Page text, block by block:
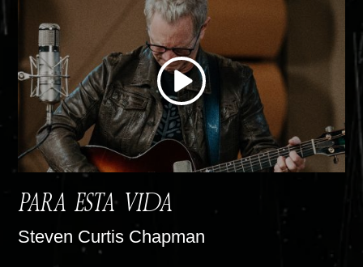
PARA ESTA VIDA
Steven Curtis Chapman